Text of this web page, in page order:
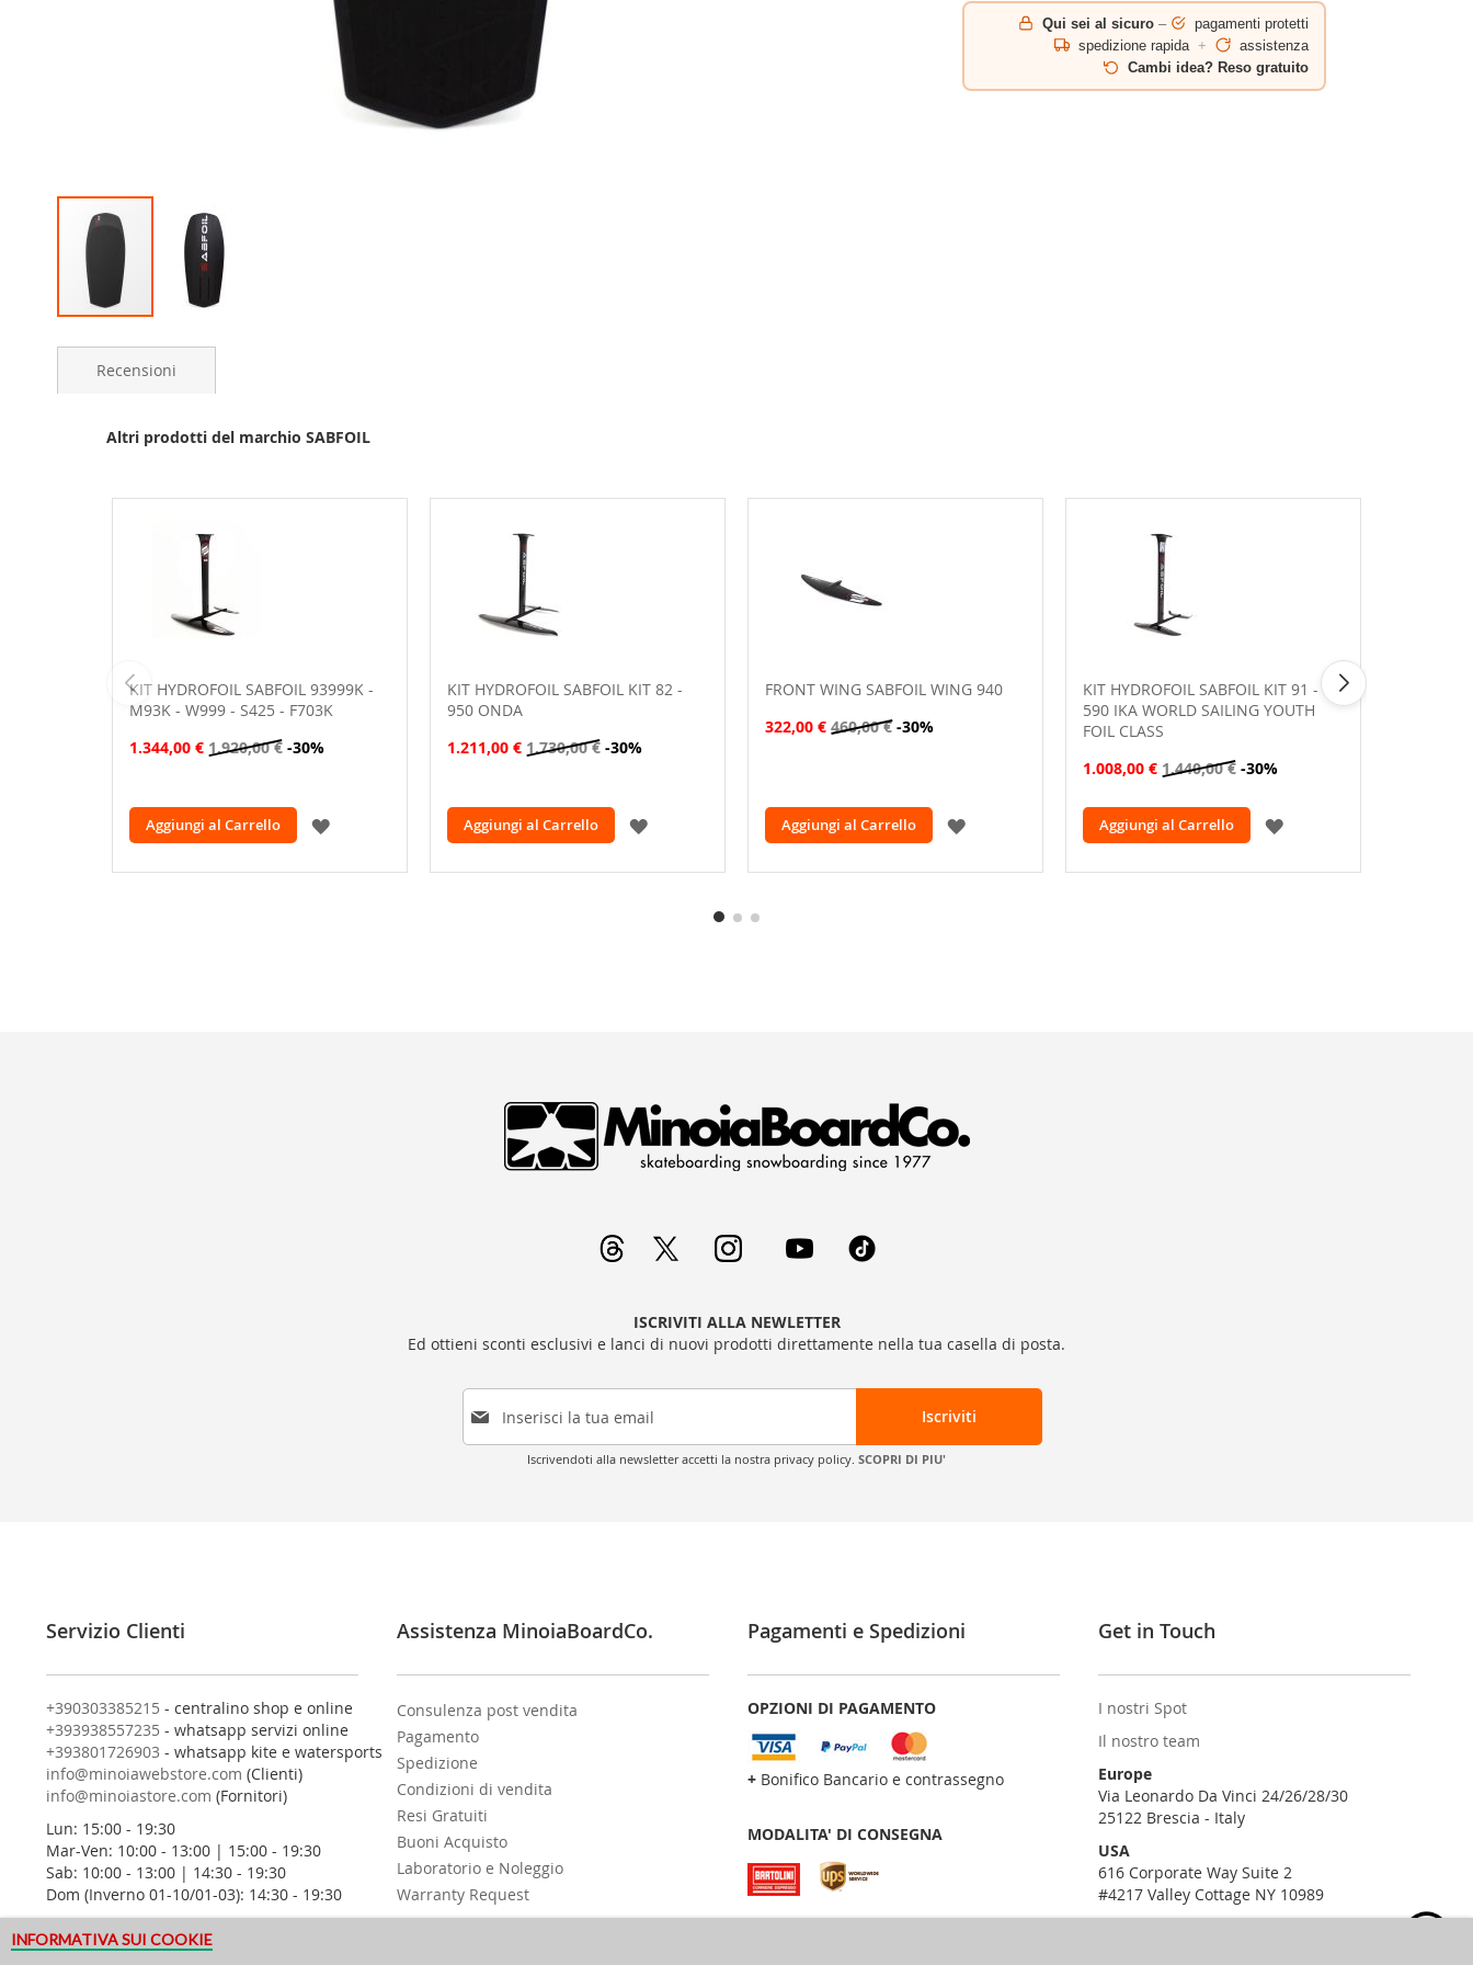
Qui sei al sicuro –
pagamenti protetti
spedizione rapida +
assistenza
Cambi idea? Reso gratuito
to
beginning
Recensioni
Altri prodotti del marchio SABFOIL
KIT HYDROFOIL SABFOIL 93999K -
M93K - W999 - S425 - F703K
1.344,00 € 1.920,00 € -30%
Aggiungi al Carrello
AGGIUNGI
KIT HYDROFOIL SABFOIL KIT 82 -
950 ONDA
1.211,00 € 1.730,00 € -30%
Aggiungi al Carrello
AGGIUNGI
FRONT WING SABFOIL WING 940
322,00 € 460,00 € -30%
Aggiungi al Carrello
AGGIUNGI
KIT HYDROFOIL SABFOIL KIT 91 -
590 IKA WORLD SAILING YOUTH
FOIL CLASS
1.008,00 € 1.440,00 € -30%
Aggiungi al Carrello
AGGIUNGI
ISCRIVITI ALLA NEWLETTER
Ed ottieni sconti esclusivi e lanci di nuovi prodotti direttamente nella tua casella di posta.
I
c
l
n
o
s
t
r
a
N
e
w
s
l
e
Iscriviti
Iscrivendoti alla newsletter accetti la nostra privacy policy. SCOPRI DI PIU'
Servizio Clienti
+390303385215 - centralino shop e online
+393938557235 - whatsapp servizi online
+393801726903 - whatsapp kite e watersports
info@minoiawebstore.com (Clienti)
info@minoiastore.com (Fornitori)
Lun: 15:00 - 19:30
Mar-Ven: 10:00 - 13:00 | 15:00 - 19:30
Sab: 10:00 - 13:00 | 14:30 - 19:30
Dom (Inverno 01-10/01-03): 14:30 - 19:30
Assistenza MinoiaBoardCo.
Consulenza post vendita
Pagamento
Spedizione
Condizioni di vendita
Resi Gratuiti
Buoni Acquisto
Laboratorio e Noleggio
Warranty Request
Pagamenti e Spedizioni
OPZIONI DI PAGAMENTO
+ Bonifico Bancario e contrassegno
MODALITA' DI CONSEGNA
Get in Touch
I nostri Spot
Il nostro team
Europe
Via Leonardo Da Vinci 24/26/28/30
25122 Brescia - Italy
USA
616 Corporate Way Suite 2
#4217 Valley Cottage NY 10989
INFORMATIVA SUI COOKIE